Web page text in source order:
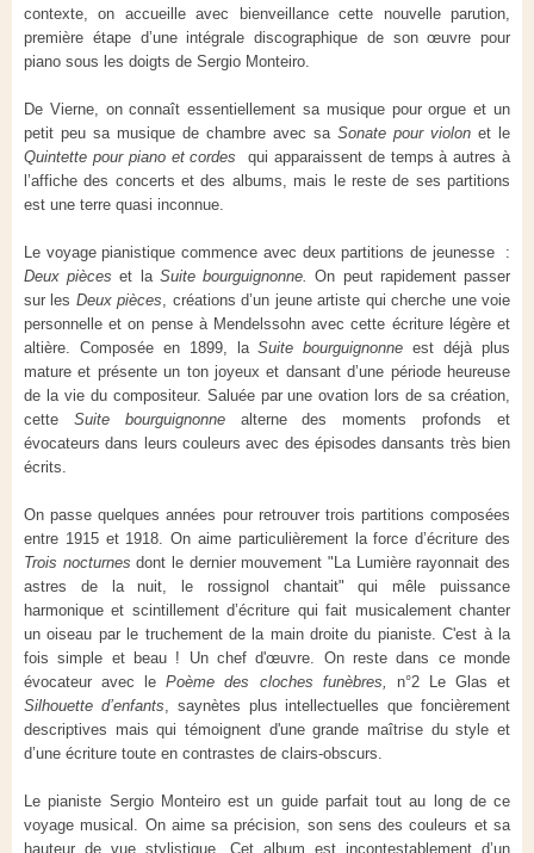
contexte, on accueille avec bienveillance cette nouvelle parution,
première étape d’une intégrale discographique de son œuvre pour
piano sous les doigts de Sergio Monteiro.
De Vierne, on connaît essentiellement sa musique pour orgue et un
petit peu sa musique de chambre avec sa Sonate pour violon et le
Quintette pour piano et cordes qui apparaissent de temps à autres à
l’affiche des concerts et des albums, mais le reste de ses partitions
est une terre quasi inconnue.
Le voyage pianistique commence avec deux partitions de jeunesse :
Deux pièces et la Suite bourguignonne.On peut rapidement passer
sur les Deux pièces , créations d’un jeune artiste qui cherche une voie
personnelle et on pense à Mendelssohn avec cette écriture légère et
altière. Composée en 1899, laSuite bourguignonneest déjà plus
mature et présente un ton joyeux et dansant d’une période heureuse
de la vie du compositeur. Saluée par une ovation lors de sa création,
cette Suite bourguignonnealterne des moments profonds et
évocateurs dans leurs couleurs avec des épisodes dansants très bien
écrits.
On passe quelques années pour retrouver trois partitions composées
entre 1915 et 1918. On aime particulièrement la force d’écriture des
Trois nocturnes dont le dernier mouvement "La Lumière rayonnait des
astres de la nuit, le rossignol chantait" qui mêle puissance
harmonique et scintillement d’écriture qui fait musicalement chanter
un oiseau par le truchement de la main droite du pianiste. C'est à la
fois simple et beau ! Un chef d'œuvre. On reste dans ce monde
évocateur avec lePoème des cloches funèbres,
n°2 Le Glas et
Silhouette d’enfants , saynètes plus intellectuelles que foncièrement
descriptives mais qui témoignent d'une grande maîtrise du style et
d’une écriture toute en contrastes de clairs-obscurs.
Le pianiste Sergio Monteiro est un guide parfait tout au long de ce
voyage musical. On aime sa précision, son sens des couleurs et sa
hauteur de vue stylistique. Cet album est incontestablement d’un